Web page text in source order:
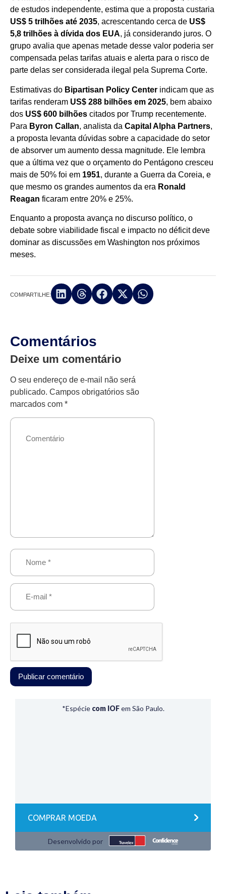
de estudos independente, estima que a proposta custaria
US$ 5 trilhões até 2035, acrescentando cerca de US$
5,8 trilhões à dívida dos EUA, já considerando juros. O
grupo avalia que apenas metade desse valor poderia ser
compensada pelas tarifas atuais e alerta para o risco de
parte delas ser considerada ilegal pela Suprema Corte.
Estimativas do Bipartisan Policy Center indicam que as
tarifas renderam US$ 288 bilhões em 2025, bem abaixo
dos US$ 600 bilhões citados por Trump recentemente.
Para Byron Callan, analista da Capital Alpha Partners,
a proposta levanta dúvidas sobre a capacidade do setor
de absorver um aumento dessa magnitude. Ele lembra
que a última vez que o orçamento do Pentágono cresceu
mais de 50% foi em 1951, durante a Guerra da Coreia, e
que mesmo os grandes aumentos da era Ronald
Reagan ficaram entre 20% e 25%.
Enquanto a proposta avança no discurso político, o
debate sobre viabilidade fiscal e impacto no déficit deve
dominar as discussões em Washington nos próximos
meses.
COMPARTILHE:
Comentários
Deixe um comentário
O seu endereço de e-mail não será
publicado. Campos obrigatórios são
marcados com *